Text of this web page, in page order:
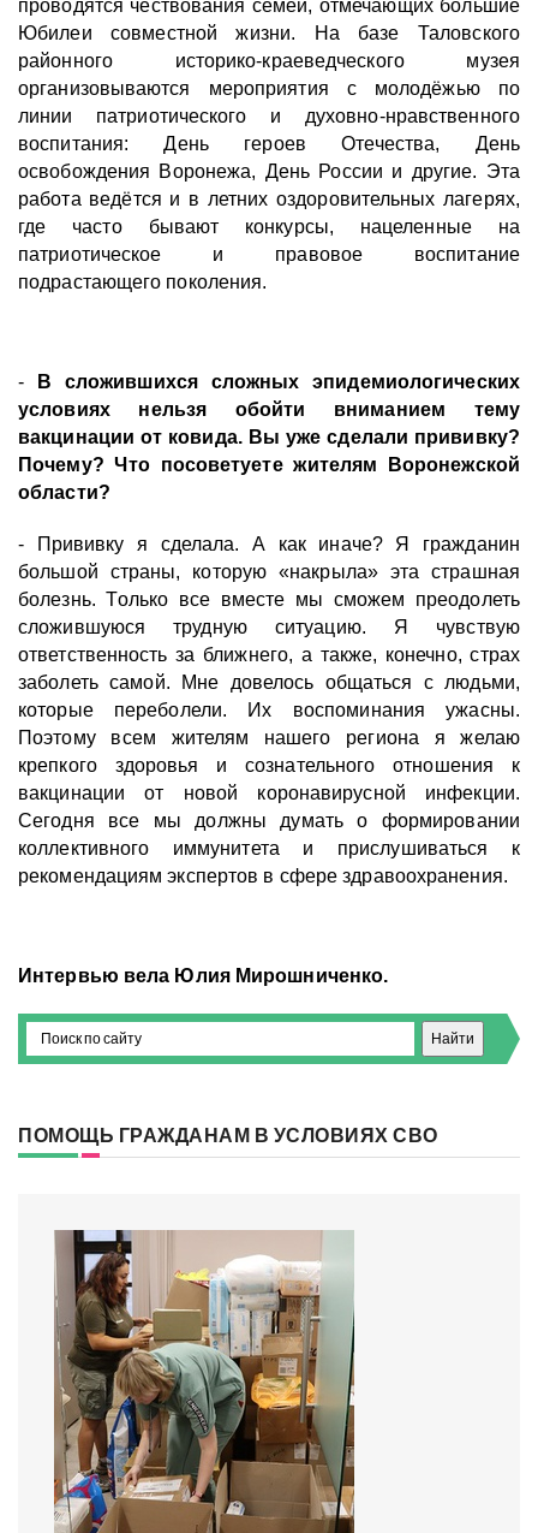
проводятся чествования семей, отмечающих большие
Юбилеи совместной жизни. На базе Таловского
районного историко-краеведческого музея
организовываются мероприятия с молодёжью по
линии патриотического и духовно-нравственного
воспитания: День героев Отечества, День
освобождения Воронежа, День России и другие. Эта
работа ведётся и в летних оздоровительных лагерях,
где часто бывают конкурсы, нацеленные на
патриотическое и правовое воспитание
подрастающего поколения.
-
В сложившихся сложных эпидемиологических
условиях нельзя обойти вниманием тему
вакцинации от ковида. Вы уже сделали прививку?
Почему? Что посоветуете жителям Воронежской
области?
- Прививку я сделала. А как иначе? Я гражданин
большой страны, которую «накрыла» эта страшная
болезнь. Только все вместе мы сможем преодолеть
сложившуюся трудную ситуацию. Я чувствую
ответственность за ближнего, а также, конечно, страх
заболеть самой. Мне довелось общаться с людьми,
которые переболели. Их воспоминания ужасны.
Поэтому всем жителям нашего региона я желаю
крепкого здоровья и сознательного отношения к
вакцинации от новой коронавирусной инфекции.
Сегодня все мы должны думать о формировании
коллективного иммунитета и прислушиваться к
рекомендациям экспертов в сфере здравоохранения.
Интервью вела Юлия Мирошниченко.
ПОМОЩЬ ГРАЖДАНАМ В УСЛОВИЯХ СВО